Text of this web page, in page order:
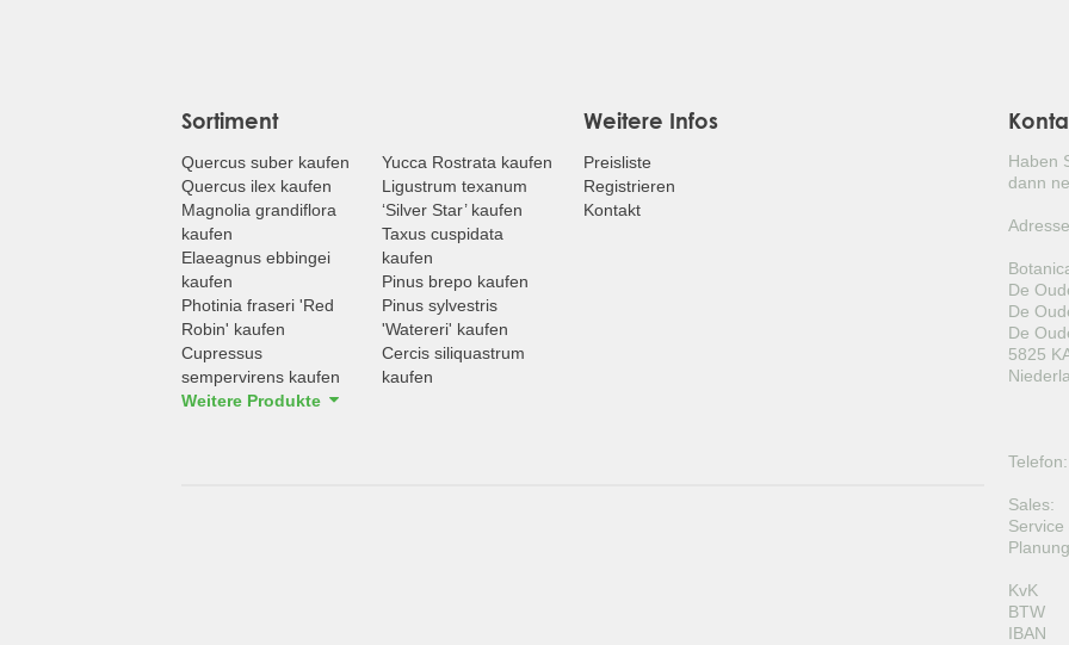
Sortiment
Quercus suber kaufen
Quercus ilex kaufen
Magnolia grandiflora
kaufen
Elaeagnus ebbingei
kaufen
Photinia fraseri 'Red
Robin' kaufen
Cupressus
sempervirens kaufen
Weitere Produkte
Yucca Rostrata kaufen
Ligustrum texanum
‘Silver Star’ kaufen
Taxus cuspidata
kaufen
Pinus brepo kaufen
Pinus sylvestris
'Watereri' kaufen
Cercis siliquastrum
kaufen
Weitere Infos
Preisliste
Registrieren
Kontakt
Haben
dann
De
De
De
5825
Telefon:
Sales:
Service
KvK
BTW
IBAN